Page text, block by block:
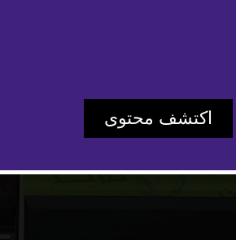
Play
اكتشف محتوى